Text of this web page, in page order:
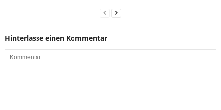
Hinterlasse einen Kommentar